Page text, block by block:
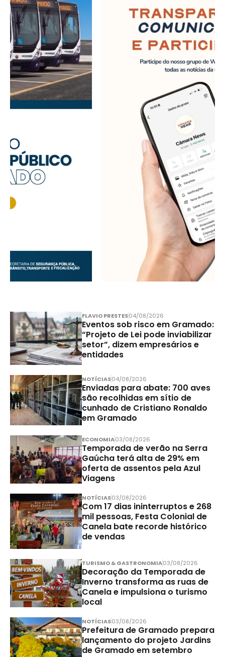
FLAVIO PRESTES04/08/2026
Eventos sob risco em Gramado:
“Projeto de Lei pode inviabilizar
setor”, dizem empresários e
entidades
NOTÍCIAS04/08/2026
Enviadas para abate: 700 aves
são recolhidas em sítio de
cunhado de Cristiano Ronaldo
em Gramado
ECONOMIA03/08/2026
Temporada de verão na Serra
Gaúcha terá alta de 29% em
oferta de assentos pela Azul
Viagens
NOTÍCIAS03/08/2026
Com 17 dias ininterruptos e 268
mil pessoas, Festa Colonial de
Canela bate recorde histórico
de vendas
TURISMO & GASTRONOMIA03/08/2026
Decoração da Temporada de
Inverno transforma as ruas de
Canela e impulsiona o turismo
local
NOTÍCIAS03/08/2026
Prefeitura de Gramado prepara
lançamento do projeto Jardins
de Gramado em setembro